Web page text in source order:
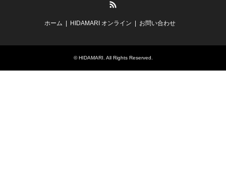
ホーム HIDAMARI オンライン お問い合わせ
©HIDAMARI . All Rights Reserved.